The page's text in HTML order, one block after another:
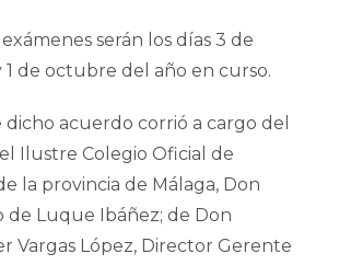
serán los días 3 de
de octubre del año en curso.
dicho acuerdo corrió a cargo del
Ilustre Colegio Oficial de
la provincia de Málaga, Don
de Luque Ibáñez; de Don
Vargas López, Director Gerente